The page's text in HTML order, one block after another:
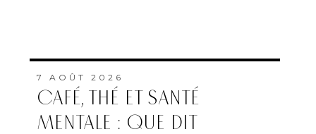
VRAIMENT LA SCIENCE ?
PAR LA RÉDACTION
7 AOÛT 2026